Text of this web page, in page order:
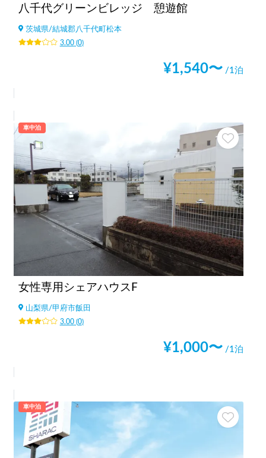
八千代グリーンビレッジ 憩遊館
茨城県/結城郡八千代町松本
3.00(0)
¥1,540〜 /1泊
車中泊
女性専用シェアハウスF
山梨県/甲府市飯田
3.00(0)
¥1,000〜 /1泊
車中泊